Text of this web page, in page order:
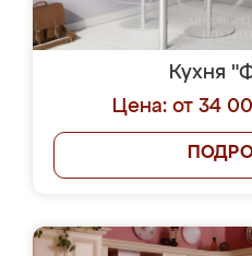
Кухня
Цена: от 34